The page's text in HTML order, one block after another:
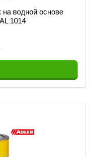
водной основе
1014